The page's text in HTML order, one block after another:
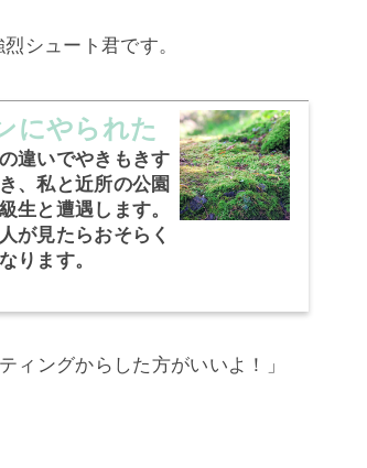
シュート君です。
にやられた
違いでやきもきす
、私と近所の公園
生と遭遇します。
が見たらおそらく
ります。
ィングからした方がいいよ！」